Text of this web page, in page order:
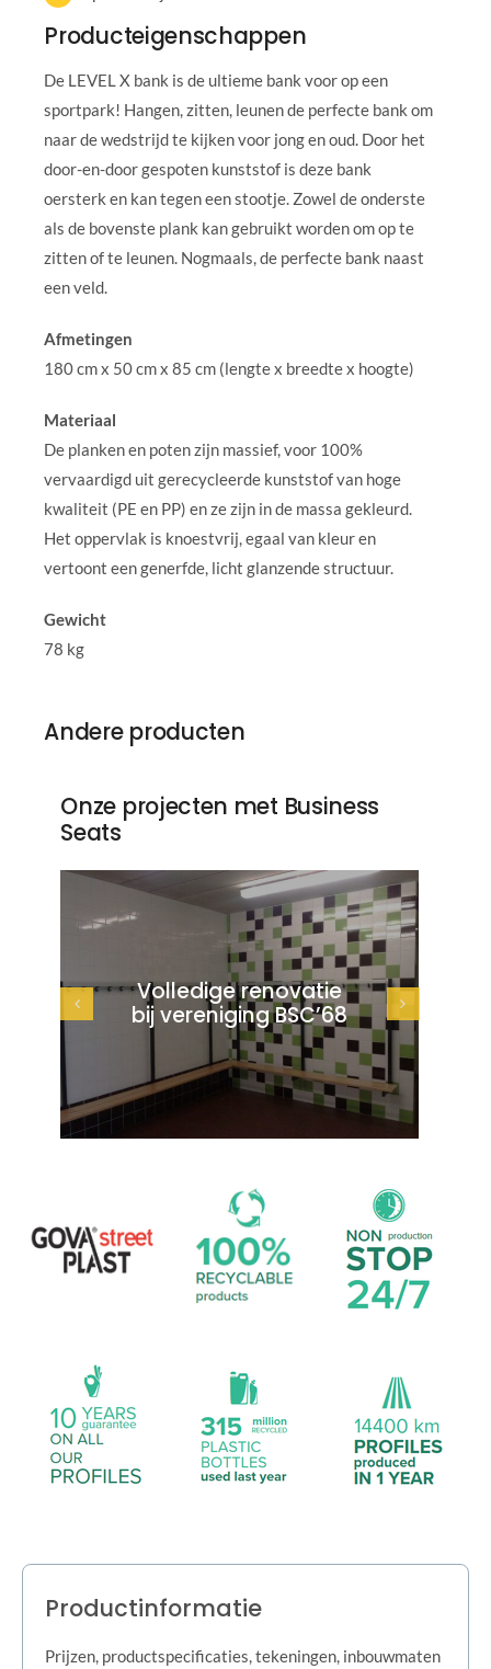
Producteigenschappen
De LEVEL X bank is de ultieme bank voor op een
sportpark! Hangen, zitten, leunen de perfecte bank om
naar de wedstrijd te kijken voor jong en oud. Door het
door-en-door gespoten kunststof is deze bank
oersterk en kan tegen een stootje. Zowel de onderste
als de bovenste plank kan gebruikt worden om op te
zitten of te leunen. Nogmaals, de perfecte bank naast
een veld.
Afmetingen
180 cm x 50 cm x 85 cm (lengte x breedte x hoogte)
Materiaal
De planken en poten zijn massief, voor 100%
vervaardigd uit gerecycleerde kunststof van hoge
kwaliteit (PE en PP) en ze zijn in de massa gekleurd.
Het oppervlak is knoestvrij, egaal van kleur en
vertoont een generfde, licht glanzende structuur.
Gewicht
78 kg
Andere producten
Onze projecten met Business
Seats
Volledige renovatie
bij vereniging BSC’68
Productinformatie
Prijzen, productspecificaties, tekeningen, inbouwmaten